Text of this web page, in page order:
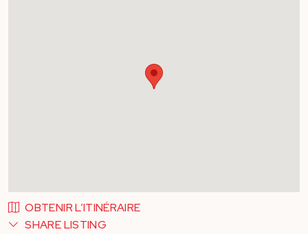
OBTENIR L’ITINÉRAIRE
SHARE LISTING